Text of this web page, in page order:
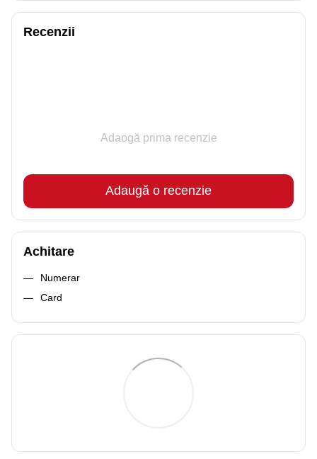
Recenzii
Adaogă prima recenzie
Adaugă o recenzie
Achitare
Numerar
Card